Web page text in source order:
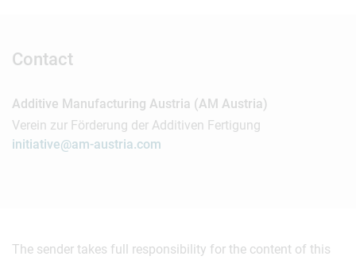
Contact
Additive Manufacturing Austria (AM Austria)
Verein zur Förderung der Additiven Fertigung
initiative@am-austria.com
The sender takes full responsibility for the content of this